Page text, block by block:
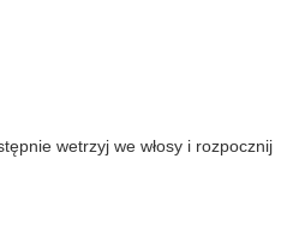
wetrzyj we włosy i rozpocznij